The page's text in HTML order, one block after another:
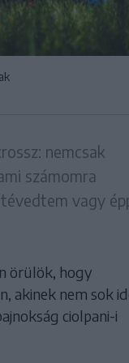
nemcsak
számomra
vagy
örülök, hogy
akinek nem sok
ciolpani-i